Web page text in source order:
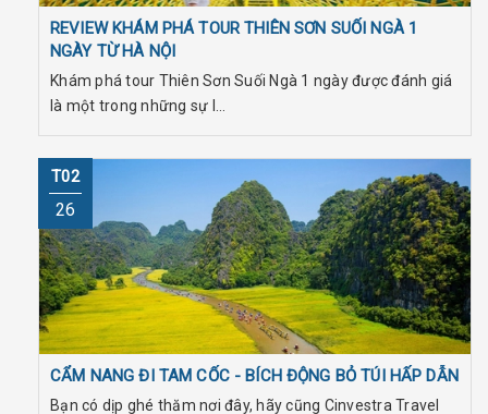
REVIEW KHÁM PHÁ TOUR THIÊN SƠN SUỐI NGÀ 1
NGÀY TỪ HÀ NỘI
Khám phá tour Thiên Sơn Suối Ngà 1 ngày được đánh giá
là một trong những sự l...
T02
26
CẨM NANG ĐI TAM CỐC - BÍCH ĐỘNG BỎ TÚI HẤP DẪN
Bạn có dịp ghé thăm nơi đây, hãy cũng Cinvestra Travel